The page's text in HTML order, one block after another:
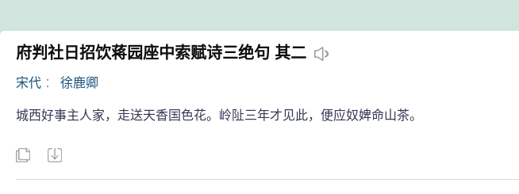
府判社日招饮蒋园座中索赋诗三绝句 其二
宋代 ： 徐鹿卿
城西好事主人家，走送天香国色花。岭阯三年才见此，便应奴婢命山茶。